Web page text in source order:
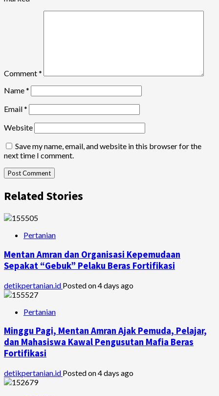
Comment*
Name*
Email*
Website
Save my name, email, and website in this browser for the
next time I comment.
Related Stories
Pertanian
Mentan Amran dan Organisasi Kepemudaan
Sepakat “Gebuk” Pelaku Beras Fortifikasi
detikpertanian.id Posted on 4 days ago
Pertanian
Minggu Pagi, Mentan Amran Ajak Pemuda, Pelajar,
dan Mahasiswa Kawal Pengusutan Mafia Beras
Fortifikasi
detikpertanian.id Posted on 4 days ago